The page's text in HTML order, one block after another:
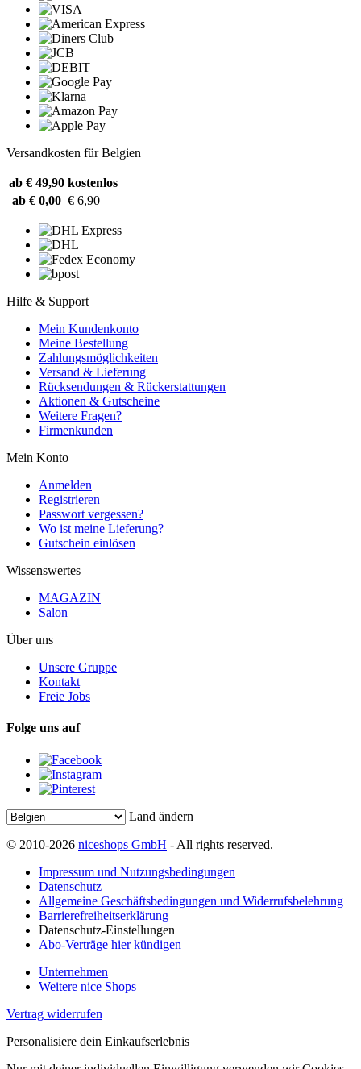
Versandkosten für Belgien
ab € 49,90 kostenlos
ab € 0,00 € 6,90
Hilfe & Support
Mein Kundenkonto
Meine Bestellung
Zahlungsmöglichkeiten
Versand & Lieferung
Rücksendungen & Rückerstattungen
Aktionen & Gutscheine
Weitere Fragen?
Firmenkunden
Mein Konto
Anmelden
Registrieren
Passwort vergessen?
Wo ist meine Lieferung?
Gutschein einlösen
Wissenswertes
MAGAZIN
Salon
Über uns
Unsere Gruppe
Kontakt
Freie Jobs
Folge uns auf
Land ändern
© 2010-2026 niceshops GmbH - All rights reserved.
Impressum und Nutzungsbedingungen
Datenschutz
Allgemeine Geschäftsbedingungen und Widerrufsbelehrung
Barrierefreiheitserklärung
Datenschutz-Einstellungen
Abo-Verträge hier kündigen
Unternehmen
Weitere nice Shops
Vertrag widerrufen
Personalisiere dein Einkaufserlebnis